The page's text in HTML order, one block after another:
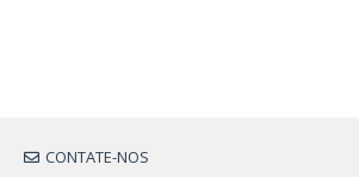
CONTATE-NOS